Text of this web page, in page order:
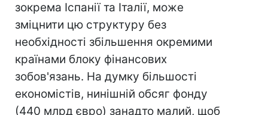
зокрема Іспанії та Італії, може
зміцнити цю структуру без
необхідності збільшення окремими
країнами блоку фінансових
зобов'язань. На думку більшості
економістів, нинішній обсяг фонду
(440 млрд євро) занадто малий, щоб